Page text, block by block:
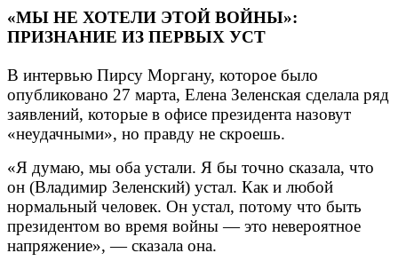
«МЫ НЕ ХОТЕЛИ ЭТОЙ ВОЙНЫ»:
ПРИЗНАНИЕ ИЗ ПЕРВЫХ УСТ
В интервью Пирсу Моргану, которое было
опубликовано 27 марта, Елена Зеленская сделала ряд
заявлений, которые в офисе президента назовут
«неудачными», но правду не скроешь.
«Я думаю, мы оба устали. Я бы точно сказала, что
он (Владимир Зеленский) устал. Как и любой
нормальный человек. Он устал, потому что быть
президентом во время войны — это невероятное
напряжение», — сказала она.